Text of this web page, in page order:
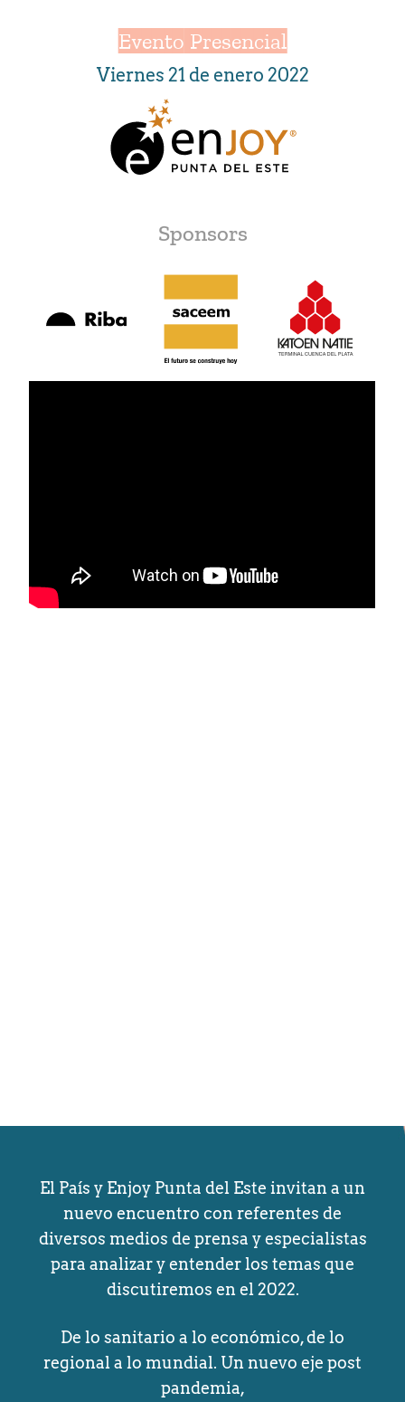
Evento Presencial
Viernes 21 de enero 2022
Sponsors
El País y Enjoy Punta del Este invitan a un
nuevo encuentro con referentes de
diversos medios de prensa y especialistas
para analizar y entender los temas que
discutiremos en el 2022.
De lo sanitario a lo económico, de lo
regional a lo mundial. Un nuevo eje post
pandemia,